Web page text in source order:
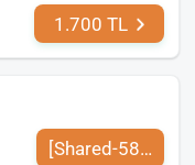
1.700 TL
[Shared-589-tr-